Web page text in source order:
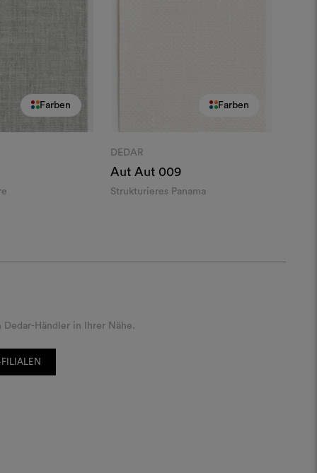
Farben Farben
DEDAR
Aut Aut 009
Strukturieres Panama
Händler in Ihrer Nähe.